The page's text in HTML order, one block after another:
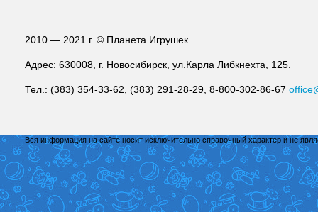
2010 — 2021 г. © Планета Игрушек
Адрес: 630008, г. Новосибирск, ул.Карла Либкнехта, 125.
Тел.: (383) 354-33-62, (383) 291-28-29, 8-800-302-86-67
Вся информация на сайте носит исключительно справочный характер и не